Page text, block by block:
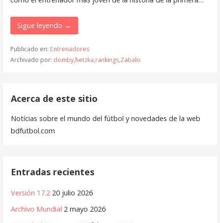
Sigue leyendo →
Publicado en: Entrenadores
Archivado por: domby,hetzka,rankings,Zabalo
Acerca de este sitio
Notícias sobre el mundo del fútbol y novedades de la web
bdfutbol.com
Entradas recientes
Versión 17.2 20 julio 2026
Archivo Mundial 2 mayo 2026